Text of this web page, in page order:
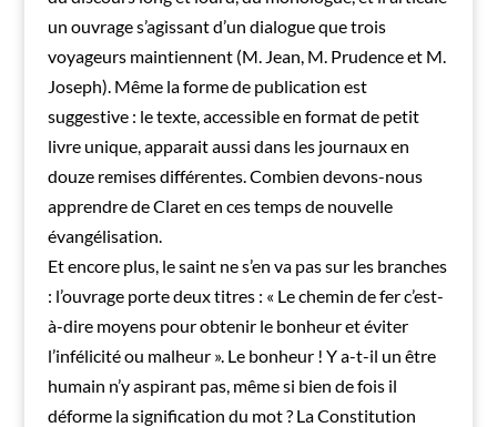
un ouvrage s’agissant d’un dialogue que trois
voyageurs maintiennent (M. Jean, M. Prudence et M.
Joseph). Même la forme de publication est
suggestive : le texte, accessible en format de petit
livre unique, apparait aussi dans les journaux en
douze remises différentes. Combien devons-nous
apprendre de Claret en ces temps de nouvelle
évangélisation.
Et encore plus, le saint ne s’en va pas sur les branches
: l’ouvrage porte deux titres : « Le chemin de fer c’est-
à-dire moyens pour obtenir le bonheur et éviter
l’infélicité ou malheur ». Le bonheur ! Y a-t-il un être
humain n’y aspirant pas, même si bien de fois il
déforme la signification du mot ? La Constitution